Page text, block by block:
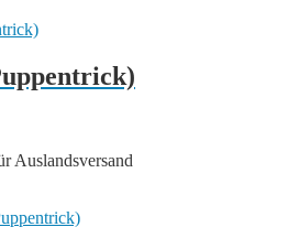
Auslandsversand